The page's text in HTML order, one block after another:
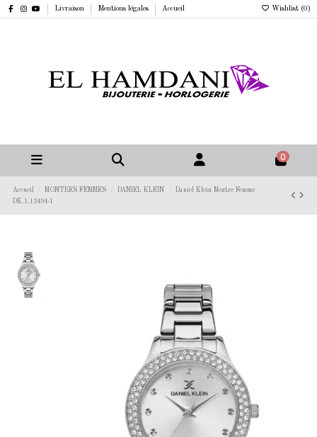
Livraison Mentions légales Accueil Wishlist (0 )
0
Accueil MONTRES FEMMES DANIEL KLEIN
Daniel Klein Montre Femme
DK.1.13494-1